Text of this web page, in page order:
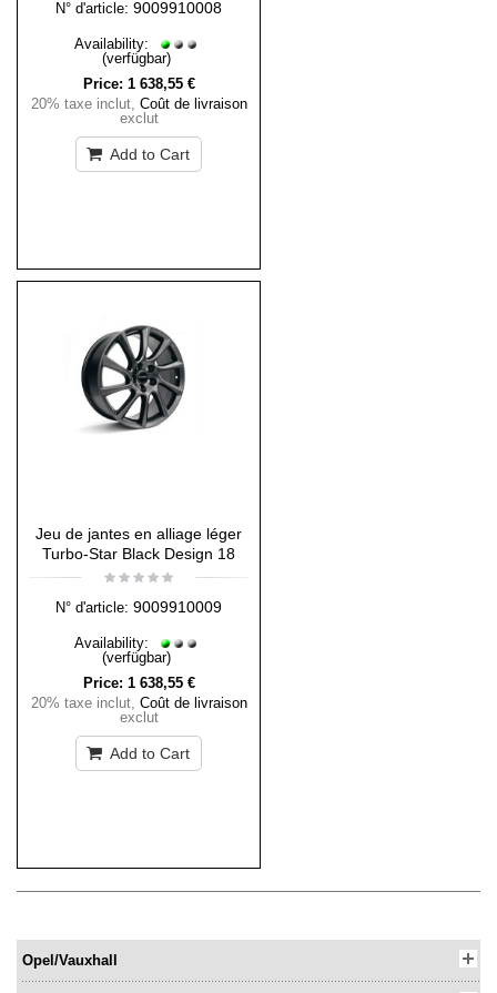
N° d'article: 9009910008
Availability:
(verfügbar)
Price: 1 638,55 €
20% taxe inclut, Coût de livraison
exclut
Add to Cart
Jeu de jantes en alliage léger
Turbo-Star Black Design 18
N° d'article: 9009910009
Availability:
(verfügbar)
Price: 1 638,55 €
20% taxe inclut, Coût de livraison
exclut
Add to Cart
Opel/Vauxhall